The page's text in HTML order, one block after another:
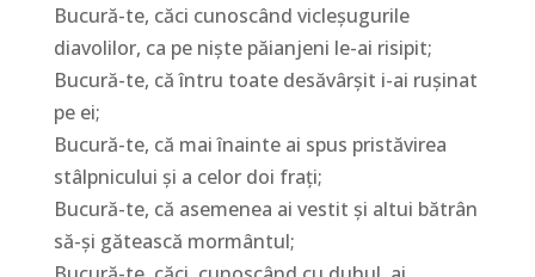
Bucură-te, căci cunoscând vicleşugurile
diavolilor, ca pe nişte păianjeni le-ai risipit;
Bucură-te, că întru toate desăvârşit i-ai ruşinat
pe ei;
Bucură-te, că mai înainte ai spus pristăvirea
stâlpnicului şi a celor doi fraţi;
Bucură-te, că asemenea ai vestit şi altui bătrân
să-şi gătească mormântul;